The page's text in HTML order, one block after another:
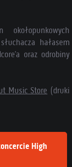
hałasem
oraz odrobiny
Music Store (druki
High